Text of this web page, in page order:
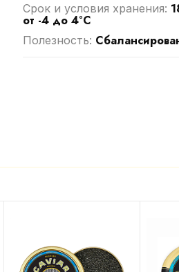
Срок и условия хранения:
от -4 до 4°С
Полезность: